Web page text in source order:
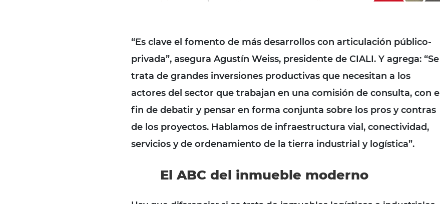
“Es clave el fomento de más desarrollos con articulación público-
privada”, asegura Agustín Weiss, presidente de CIALI. Y agrega: “Se
trata de grandes inversiones productivas que necesitan a los
actores del sector que trabajan en una comisión de consulta, con el
fin de debatir y pensar en forma conjunta sobre los pros y contras
de los proyectos. Hablamos de infraestructura vial, conectividad,
servicios y de ordenamiento de la tierra industrial y logística”.
El ABC del inmueble moderno